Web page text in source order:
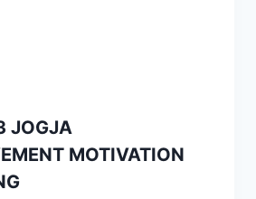
JOGJA
MOTIVATION